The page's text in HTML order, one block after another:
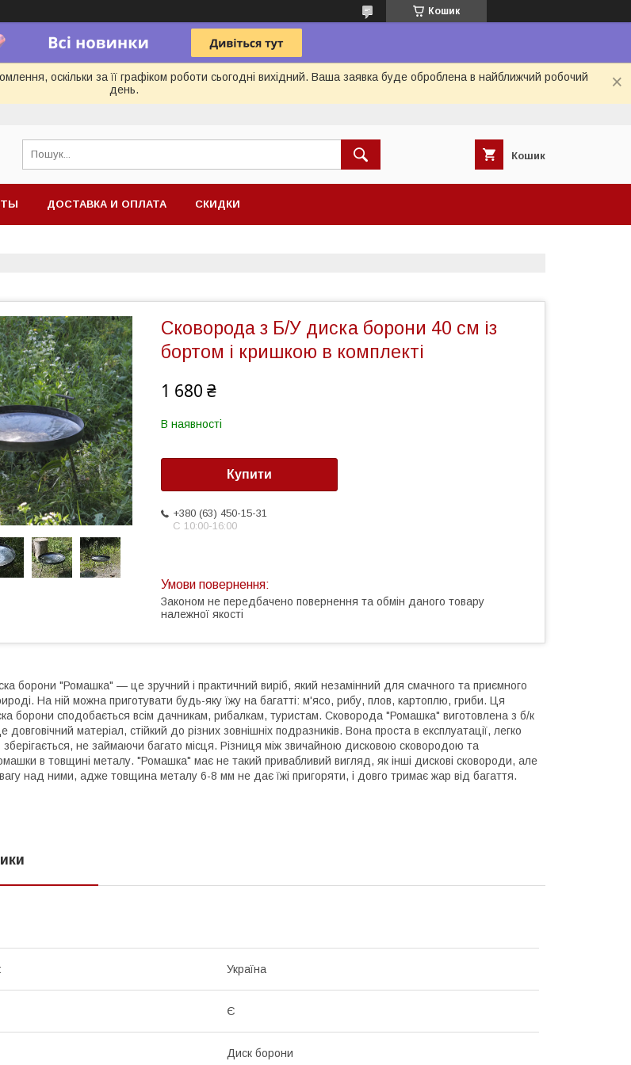
Кошик
оскільки за її графіком роботи сьогодні вихідний. Ваша заявка буде оброблена в найближчий робочий
день.
Кошик
ДОСТАВКА И ОПЛАТА СКИДКИ
Сковорода з Б/У диска борони 40 см із
бортом і кришкою в комплекті
1 680 ₴
В наявності
Купити
+380 (63) 450-15-31
С 10:00-16:00
Законом не передбачено повернення та обмін даного товару
належної якості
борони "Ромашка" — це зручний і практичний виріб, який незамінний для смачного та приємного
На ній можна приготувати будь-яку їжу на багатті: м'ясо, рибу, плов, картоплю, гриби. Ця
борони сподобається всім дачникам, рибалкам, туристам. Сковорода "Ромашка" виготовлена з б/к
довговічний матеріал, стійкий до різних зовнішніх подразників. Вона проста в експлуатації, легко
зберігається, не займаючи багато місця. Різниця між звичайною дисковою сковородою та
в товщині металу. "Ромашка" має не такий привабливий вигляд, як інші дискові сковороди, але
над ними, адже товщина металу 6-8 мм не дає їжі пригоряти, і довго тримає жар від багаття.
Україна
Є
Диск борони